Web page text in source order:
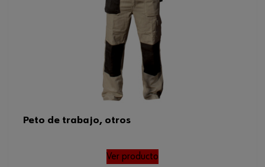
Peto de trabajo, otros
Ver producto